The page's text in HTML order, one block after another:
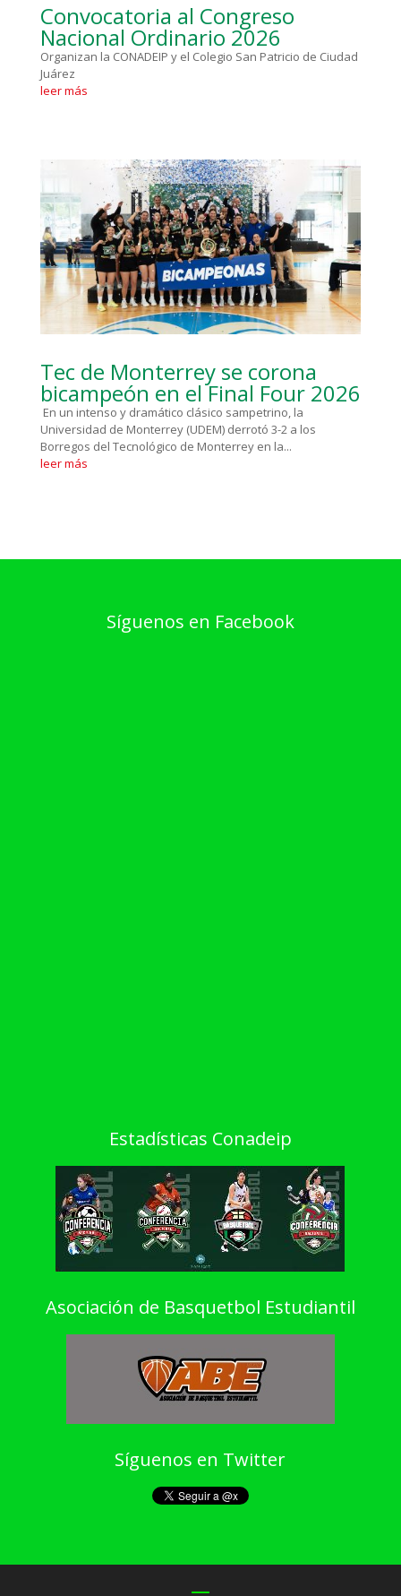
Convocatoria al Congreso
Nacional Ordinario 2026
Organizan la CONADEIP y el Colegio San Patricio de Ciudad
Juárez
leer más
Tec de Monterrey se corona
bicampeón en el Final Four 2026
En un intenso y dramático clásico sampetrino, la
Universidad de Monterrey (UDEM) derrotó 3-2 a los
Borregos del Tecnológico de Monterrey en la...
leer más
Síguenos en Facebook
Estadísticas Conadeip
Asociación de Basquetbol Estudiantil
Síguenos en Twitter